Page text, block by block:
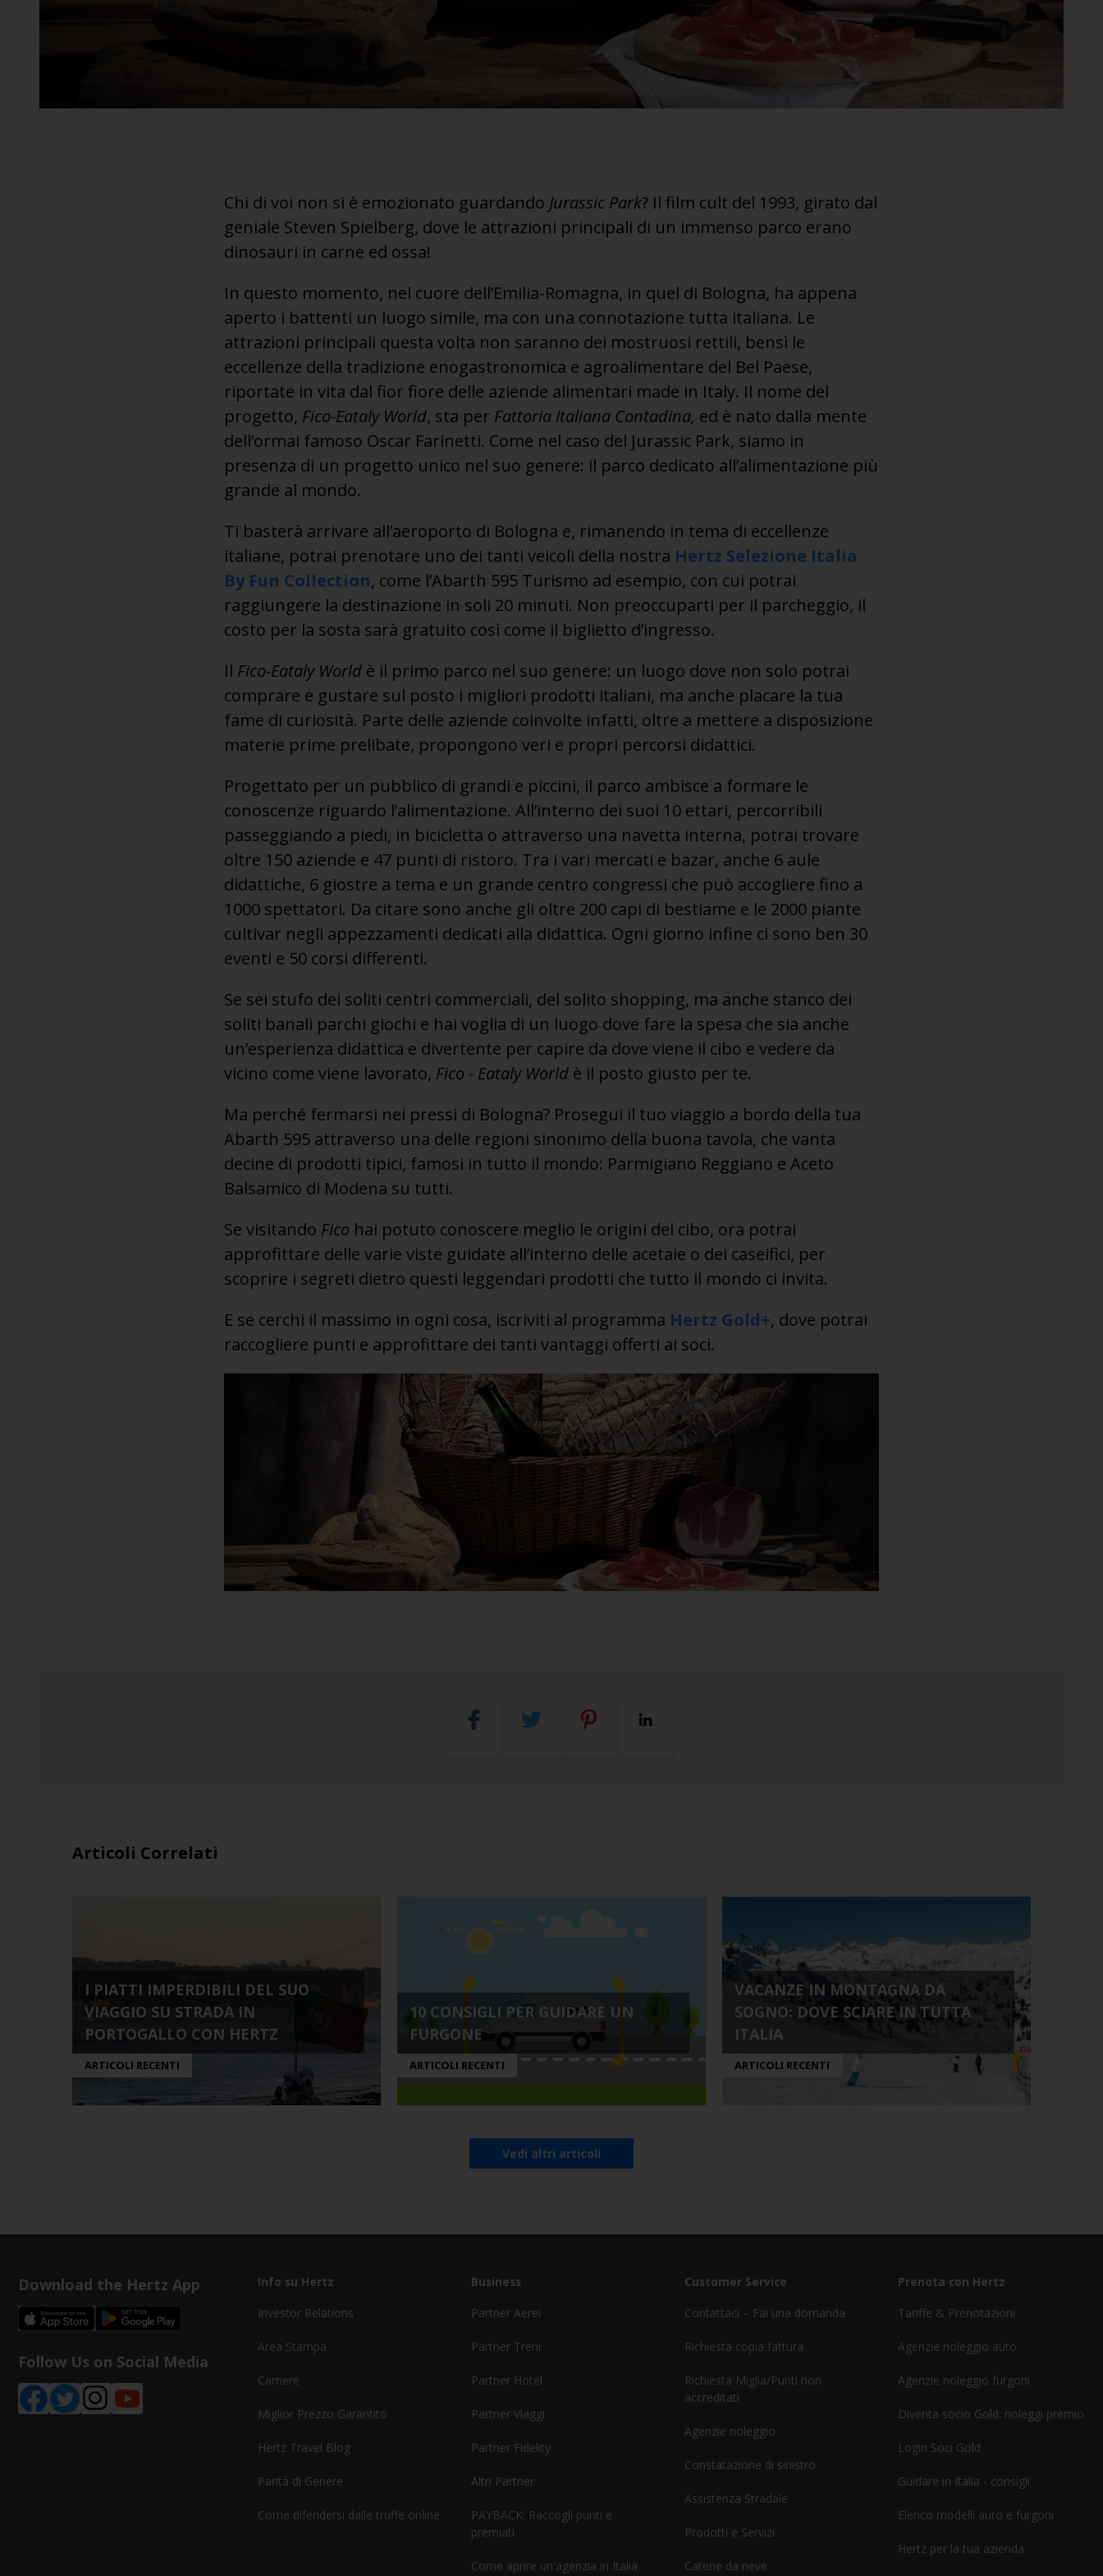
Chi di voi non si è emozionato guardando Jurassic Park? Il film cult del 1993, girato dal
geniale Steven Spielberg, dove le attrazioni principali di un immenso parco erano
dinosauri in carne ed ossa!
In questo momento, nel cuore dell’Emilia-Romagna, in quel di Bologna, ha appena
aperto i battenti un luogo simile, ma con una connotazione tutta italiana. Le
attrazioni principali questa volta non saranno dei mostruosi rettili, bensì le
eccellenze della tradizione enogastronomica e agroalimentare del Bel Paese,
riportate in vita dal fior fiore delle aziende alimentari made in Italy. Il nome del
progetto, Fico-Eataly World, sta per Fattoria Italiana Contadina, ed è nato dalla mente
dell’ormai famoso Oscar Farinetti. Come nel caso del Jurassic Park, siamo in
presenza di un progetto unico nel suo genere: il parco dedicato all’alimentazione più
grande al mondo.
Ti basterà arrivare all’aeroporto di Bologna e, rimanendo in tema di eccellenze
italiane, potrai prenotare uno dei tanti veicoli della nostra Hertz Selezione Italia
By Fun Collection, come l’Abarth 595 Turismo ad esempio, con cui potrai
raggiungere la destinazione in soli 20 minuti. Non preoccuparti per il parcheggio, il
costo per la sosta sarà gratuito così come il biglietto d’ingresso.
Il Fico-Eataly Worldè il primo parco nel suo genere: un luogo dove non solo potrai
comprare e gustare sul posto i migliori prodotti italiani, ma anche placare la tua
fame di curiosità. Parte delle aziende coinvolte infatti, oltre a mettere a disposizione
materie prime prelibate, propongono veri e propri percorsi didattici.
Progettato per un pubblico di grandi e piccini, il parco ambisce a formare le
conoscenze riguardo l’alimentazione. All’interno dei suoi 10 ettari, percorribili
passeggiando a piedi, in bicicletta o attraverso una navetta interna, potrai trovare
oltre 150 aziende e 47 punti di ristoro. Tra i vari mercati e bazar, anche 6 aule
didattiche, 6 giostre a tema e un grande centro congressi che può accogliere fino a
1000 spettatori. Da citare sono anche gli oltre 200 capi di bestiame e le 2000 piante
cultivar negli appezzamenti dedicati alla didattica. Ogni giorno infine ci sono ben 30
eventi e 50 corsi differenti.
Se sei stufo dei soliti centri commerciali, del solito shopping, ma anche stanco dei
soliti banali parchi giochi e hai voglia di un luogo dove fare la spesa che sia anche
un’esperienza didattica e divertente per capire da dove viene il cibo e vedere da
vicino come viene lavorato, Fico - Eataly Worldè il posto giusto per te.
Ma perché fermarsi nei pressi di Bologna? Prosegui il tuo viaggio a bordo della tua
Abarth 595 attraverso una delle regioni sinonimo della buona tavola, che vanta
decine di prodotti tipici, famosi in tutto il mondo: Parmigiano Reggiano e Aceto
Balsamico di Modena su tutti.
Se visitando Fico hai potuto conoscere meglio le origini del cibo, ora potrai
approfittare delle varie viste guidate all’interno delle acetaie o dei caseifici, per
scoprire i segreti dietro questi leggendari prodotti che tutto il mondo ci invita.
E se cerchi il massimo in ogni cosa, iscriviti al programma Hertz Gold+, dove potrai
raccogliere punti e approfittare dei tanti vantaggi offerti ai soci.
Articoli Correlati
I PIATTI IMPERDIBILI DEL SUO
VIAGGIO SU STRADA IN
PORTOGALLO CON HERTZ
ARTICOLI RECENTI
10 CONSIGLI PER GUIDARE UN
FURGONE
ARTICOLI RECENTI
VACANZE IN MONTAGNA DA
SOGNO: DOVE SCIARE IN TUTTA
ITALIA
ARTICOLI RECENTI
Vedi altri articoli
Download the Hertz App
Follow Us on Social Media
Info su Hertz
Investor Relations
Area Stampa
Carriere
Miglior Prezzo Garantito
Hertz Travel Blog
Parità di Genere
Come difendersi dalle truffe online
Business
Partner Aerei
Partner Treni
Partner Hotel
Partner Viaggi
Partner Fidelity
Altri Partner
PAYBACK: Raccogli punti e
premiati
Come aprire un'agenzia in Italia
Customer Service
Contattaci – Fai una domanda
Richiesta copia fattura
Richiesta Miglia/Punti non
accreditati
Agenzie noleggio
Constatazione di sinistro
Assistenza Stradale
Prodotti e Servizi
Catene da neve
Prenota con Hertz
Tariffe & Prenotazioni
Agenzie noleggio auto
Agenzie noleggio furgoni
Diventa socio Gold: noleggi premio
Login Soci Gold
Guidare in Italia - consigli
Elenco modelli auto e furgoni
Hertz per la tua azienda